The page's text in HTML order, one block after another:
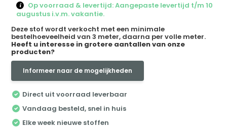
Op voorraad & levertijd: Aangepaste levertijd t/m 10
augustus i.v.m. vakantie.
Deze stof wordt verkocht met een minimale
bestelhoeveelheid van 3 meter, daarna per volle meter.
Heeft u interesse in grotere aantallen van onze
producten?
Informeer naar de mogelijkheden
Direct uit voorraad leverbaar
Vandaag besteld, snel in huis
Elke week nieuwe stoffen